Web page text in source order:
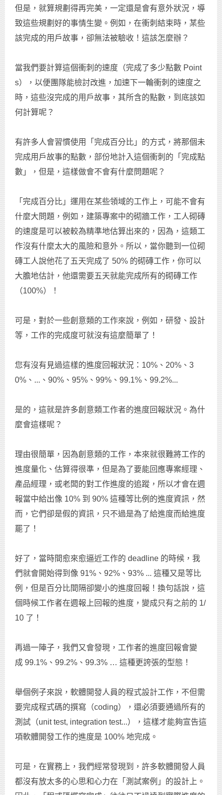
但是，就算規劃得再完美，一定還是會有意外狀況，導
致這些規劃好的事情生變。例如，在衝刺結束時，某些
該完成的用戶故事，卻無法被驗收！這該怎麼辦？
當我們要計算這個衝刺的速度（完成了多少點數 Point
s），以便團隊能檢討改進，加速下一輪衝刺的速度之
時，這些沒完成的用戶故事，其所含的點數，到底該如
何計算呢？
有許多人會習慣使用「完成百分比」的方式，將那個未
完成用戶故事的點數，部份地計入這個衝刺的「完成點
數」，但是，這樣做會不會有什麼問題呢？
「完成百分比」運用在某些領域的工作上，可能不會有
什麼大問題，例如，建築專案中的砌牆工作，工人砌磚
的速度是可以被較為精準地估算出來的，因為，這類工
作沒有什麼太大的風險和意外。所以，當你聽到一位砌
磚工人說他花了五天完成了 50% 的砌磚工作，你可以
大膽地估計，他還需要五天就能完成所有的砌磚工作
（100%）！
可是，對於一些創意類的工作來說，例如，研發、設計
等，工作的完成度可就沒有這麼簡單了！
您有沒有見過這樣的進度回報狀況：10%、20%、3
0%、...、90%、95%、99%、99.1%、99.2%...
是的，這就是許多創意類工作者的進度回報狀況。為什
麼會這樣呢？
理由很簡單，因為創意類的工作，本來就很難將工作的
進度量化、估算得很準，但是為了要能回應專案經理、
產品經理，或老闆的對工作進度的追蹤，所以才會在週
報當中給出像 10% 到 90% 這種等比例的進度資訊，然
而，它們卻是假的資訊，只不過是為了給進度而給進度
罷了！
好了，當時間愈來愈逼近工作的 deadline 的時候，我
們就會開始得到像 91%、92%、93% ... 這種又是等比
例，但是百分比間隔卻變小的進度回報！換句話說，這
個時候工作者在週報上回報的進度，變成只有之前的 1/
10 了！
再過一陣子，我們又會發現，工作者的進度回報會變
成 99.1%、99.2%、99.3% … 這種更誇張的型態！
舉個例子來說，軟體開發人員的程式設計工作，不但需
要完成程式碼的撰寫（coding），還必須要通過所有的
測試（unit test, integration test...），這樣才能夠宣告這
項軟體開發工作的進度是 100% 地完成。
可是，在實務上，我們經常發現到，許多軟體開發人員
都沒有放太多的心思和心力在「測試案例」的設計上。